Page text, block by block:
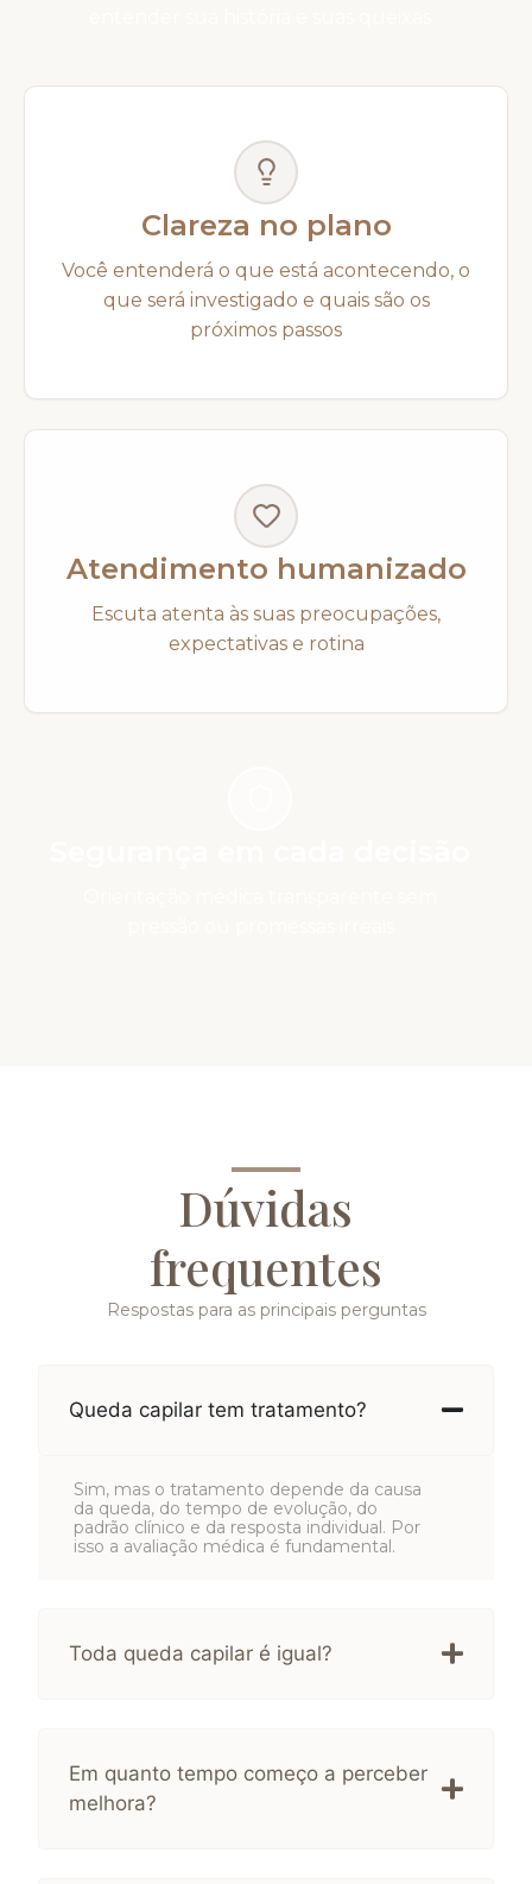
Clareza no plano
Você entenderá o que está acontecendo, o
que será investigado e quais são os
próximos passos
Atendimento humanizado
Escuta atenta às suas preocupações,
expectativas e rotina
Dúvidas
frequentes
Respostas para as principais perguntas
Queda capilar tem tratamento?
Sim, mas o tratamento depende da causa
da queda, do tempo de evolução, do
padrão clínico e da resposta individual. Por
isso a avaliação médica é fundamental.
Toda queda capilar é igual?
Em quanto tempo começo a perceber
melhora?